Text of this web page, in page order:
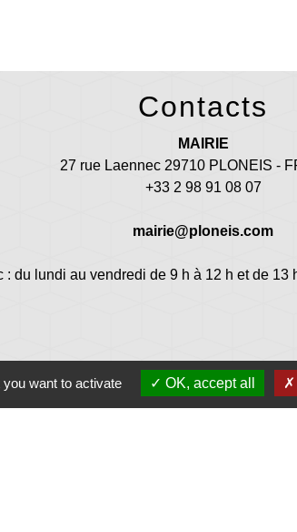
Contacts
MAIRIE
27 rue Laennec 29710 PLONEIS -
+33 2 98 91 08 07
mairie@ploneis.com
du lundi au vendredi de 9 h à 12 h et de
want to activate OK, accept all